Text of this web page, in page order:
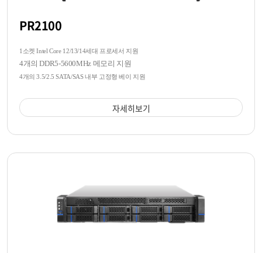
PR2100
1소켓 Intel Core 12/13/14세대 프로세서 지원
4개의 DDR5-5600MHz 메모리 지원
4개의 3.5/2.5 SATA/SAS 내부 고정형 베이 지원
자세히보기